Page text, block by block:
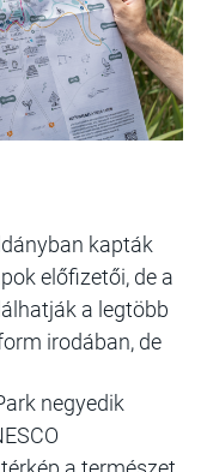
kapták
előfizetői, de a
a legtöbb
irodában, de
negyedik